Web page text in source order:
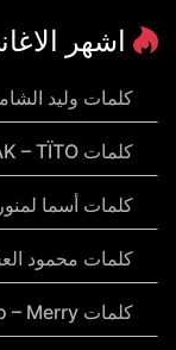
اشهر
كلمات وليد
كلمات DAK – TÏTO
كلمات أسما
كلمات محمود
كلمات Reko – Merry